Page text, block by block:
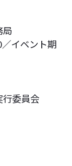
局
イベント期
委員会